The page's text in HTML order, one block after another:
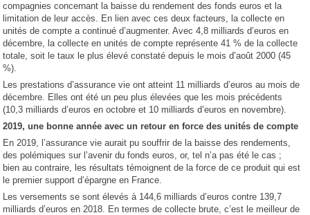
compagnies concernant la baisse du rendement des fonds euros et la
limitation de leur accès. En lien avec ces deux facteurs, la collecte en
unités de compte a continué d’augmenter. Avec 4,8 milliards d’euros en
décembre, la collecte en unités de compte représente 41 % de la collecte
totale, soit le taux le plus élevé constaté depuis le mois d’août 2000 (45
%).
Les prestations d’assurance vie ont atteint 11 milliards d’euros au mois de
décembre. Elles ont été un peu plus élevées que les mois précédents
(10,3 milliards d’euros en octobre et 10 milliards d’euros en novembre).
2019, une bonne année avec un retour en force des unités de compte
En 2019, l’assurance vie aurait pu souffrir de la baisse des rendements,
des polémiques sur l’avenir du fonds euros, or, tel n’a pas été le cas ;
bien au contraire, les résultats témoignent de la force de ce produit qui est
le premier support d’épargne en France.
Les versements se sont élevés à 144,6 milliards d’euros contre 139,7
milliards d’euros en 2018. En termes de collecte brute, c’est le meilleur de